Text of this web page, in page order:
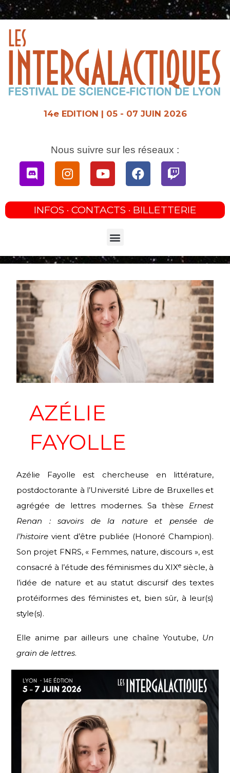
Aller
au
14e EDITION | 05 - 07 JUIN 2026
Nous suivre sur les réseaux :
DiscordInstagramYoutubeFacebookTwitch
INFOS · CONTACTS · BILLETTERIE
Menu
AZÉLIE
FAYOLLE
Azélie Fayolle est chercheuse en littérature,
postdoctorante à l’Université Libre de Bruxelles et
agrégée de lettres modernes. Sa thèse Ernest
Renan : savoirs de la nature et pensée de
l’histoire vient d’être publiée (Honoré Champion).
Son projet FNRS, « Femmes, nature, discours », est
consacré à l’étude des féminismes du XIXe siècle, à
l’idée de nature et au statut discursif des textes
protéiformes des féministes et, bien sûr, à leur(s)
style(s).
Elle anime par ailleurs une chaîne Youtube, Un
grain de lettres.